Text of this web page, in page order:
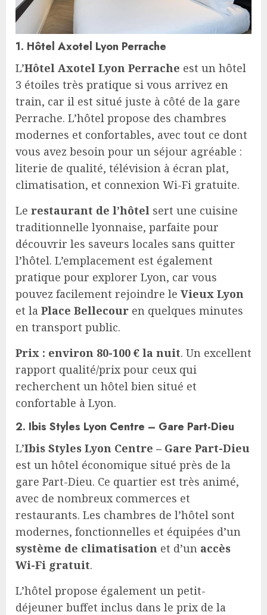
1. Hôtel Axotel Lyon Perrache
L’Hôtel Axotel Lyon Perrache est un hôtel
3 étoiles très pratique si vous arrivez en
train, car il est situé juste à côté de la gare
Perrache. L’hôtel propose des chambres
modernes et confortables, avec tout ce dont
vous avez besoin pour un séjour agréable :
literie de qualité, télévision à écran plat,
climatisation, et connexion Wi-Fi gratuite.
Le restaurant de l’hôtel sert une cuisine
traditionnelle lyonnaise, parfaite pour
découvrir les saveurs locales sans quitter
l’hôtel. L’emplacement est également
pratique pour explorer Lyon, car vous
pouvez facilement rejoindre le Vieux Lyon
et la Place Bellecour en quelques minutes
en transport public.
Prix : environ 80-100 € la nuit. Un excellent
rapport qualité/prix pour ceux qui
recherchent un hôtel bien situé et
confortable à Lyon.
2. Ibis Styles Lyon Centre – Gare Part-Dieu
L’Ibis Styles Lyon Centre – Gare Part-Dieu
est un hôtel économique situé près de la
gare Part-Dieu. Ce quartier est très animé,
avec de nombreux commerces et
restaurants. Les chambres de l’hôtel sont
modernes, fonctionnelles et équipées d’un
système de climatisation et d’un accès
Wi-Fi gratuit.
L’hôtel propose également un petit-
déjeuner buffet inclus dans le prix de la